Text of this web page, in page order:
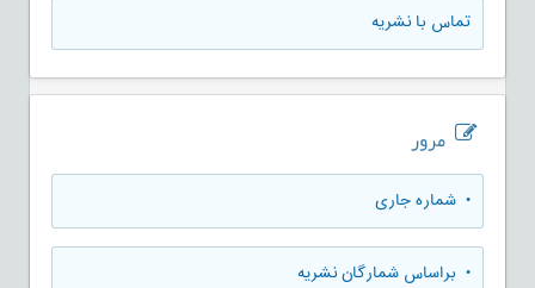
تماس با نشریه
مرور
• شماره جاری
• براساس شمارگان نشریه